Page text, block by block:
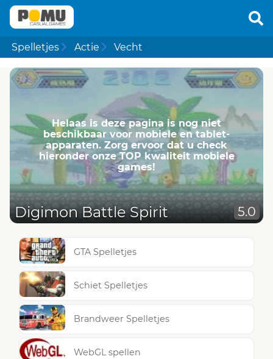
Spelletjes Actie Vecht
Helaas is deze pagina is nog niet
beschikbaar voor mobiele en tablet-
apparaten. Zorg ervoor dat u check
hieronder onze TOP kwaliteit mobiele
games!
Digimon Battle Spirit 5.0
GTA Spelletjes
Schiet Spelletjes
Brandweer Spelletjes
WebGL spellen